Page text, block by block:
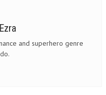
and superhero genre